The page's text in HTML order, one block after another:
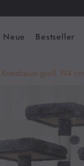
Neue Bestseller
Kratzbaum groß 194